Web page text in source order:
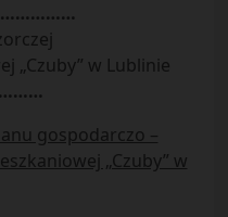
……………
„Czuby” w Lublinie
gospodarczo –
„Czuby” w